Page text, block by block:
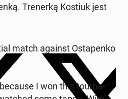
Tren­erką Kostiuk jest
match against Ostapenko
I won this tour­na­